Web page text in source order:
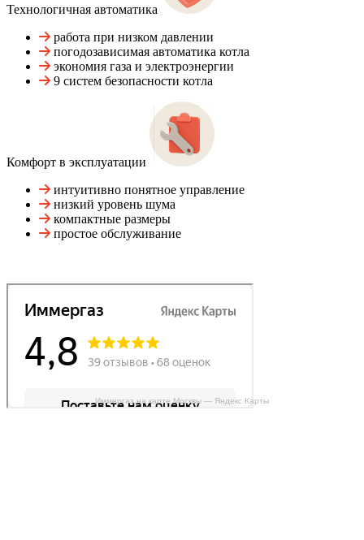
Технологичная автоматика
работа при низком давлении
погодозависимая автоматика котла
экономия газа и электроэнергии
9 систем безопасности котла
Комфорт в эксплуатации
интуитивно понятное управление
низкий уровень шума
компактные размеры
простое обслуживание
Иммергаз на карте Москвы — Яндекс Карты